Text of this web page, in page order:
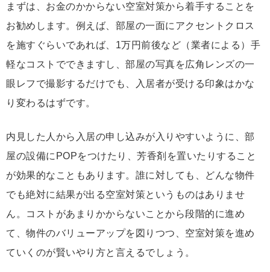
まずは、お金のかからない空室対策から着手することを
お勧めします。例えば、部屋の一面にアクセントクロス
を施すぐらいであれば、1万円前後など（業者による）手
軽なコストでできますし、部屋の写真を広角レンズの一
眼レフで撮影するだけでも、入居者が受ける印象はかな
り変わるはずです。
内見した人から入居の申し込みが入りやすいように、部
屋の設備にPOPをつけたり、芳香剤を置いたりすること
が効果的なこともあります。誰に対しても、どんな物件
でも絶対に結果が出る空室対策というものはありませ
ん。コストがあまりかからないことから段階的に進め
て、物件のバリューアップを図りつつ、空室対策を進め
ていくのが賢いやり方と言えるでしょう。